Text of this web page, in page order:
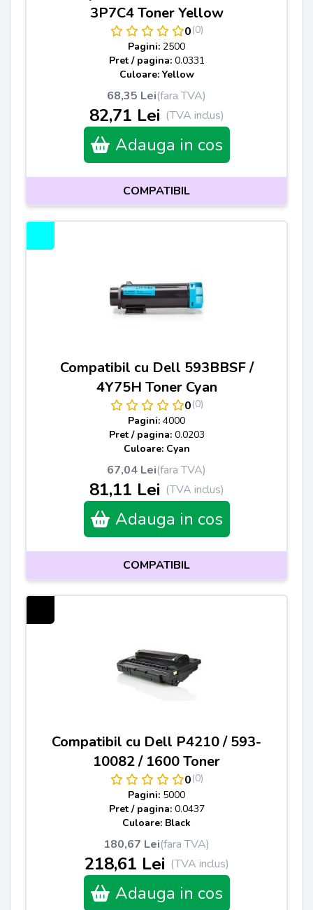
3P7C4 Toner Yellow
0(0)
Pagini: 2500
Pret / pagina: 0.0331
Culoare: Yellow
68,35 Lei(fara TVA)
82,71 Lei (TVA inclus)
Adauga in cos
COMPATIBIL
Compatibil cu Dell 593BBSF /
4Y75H Toner Cyan
0(0)
Pagini: 4000
Pret / pagina: 0.0203
Culoare: Cyan
67,04 Lei(fara TVA)
81,11 Lei (TVA inclus)
Adauga in cos
COMPATIBIL
Compatibil cu Dell P4210 / 593-
10082 / 1600 Toner
0(0)
Pagini: 5000
Pret / pagina: 0.0437
Culoare: Black
180,67 Lei(fara TVA)
218,61 Lei (TVA inclus)
Adauga in cos